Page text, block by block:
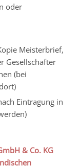
oder
Meisterbrief,
Gesellschafter
(bei
Eintragung in
& Co. KG